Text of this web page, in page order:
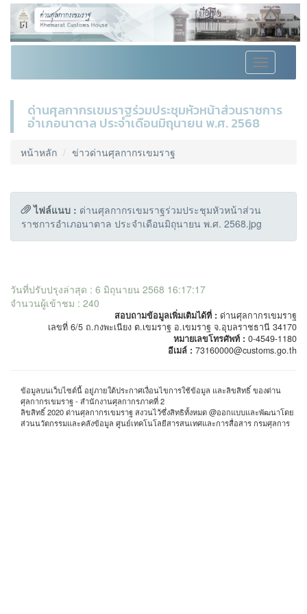
Toggle
navigation
ด่านศุลกากรเขมราฐร่วมประชุมหัวหน้าส่วนราชการ
อำเภอนาตาล ประจำเดือนมิถุนายน พ.ศ. 2568
หน้าหลัก ข่าวด่านศุลกากรเขมราฐ
ไฟล์แนบ : ด่านศุลกากรเขมราฐร่วมประชุมหัวหน้าส่วน
ราชการอำเภอนาตาล ประจำเดือนมิถุนายน พ.ศ. 2568.jpg
วันที่ปรับปรุงล่าสุด : 6 มิถุนายน 2568 16:17:17
จำนวนผู้เข้าชม : 240
สอบถามข้อมูลเพิ่มเติมได้ที่ : ด่านศุลกากรเขมราฐ
เลขที่ 6/5 ถ.กงพะเนียง ต.เขมราฐ อ.เขมราฐ จ.อุบลราชธานี 34170
หมายเลขโทรศัพท์ : 0-4549-1180
อีเมล์ : 73160000@customs.go.th
ข้อมูลบนเว็บไซต์นี้ อยู่ภายใต้ประกาศเงื่อนไขการใช้ข้อมูล และลิขสิทธิ์ ของด่าน
ศุลกากรเขมราฐ - สำนักงานศุลกากรภาคที่ 2
ลิขสิทธิ์ 2020 ด่านศุลกากรเขมราฐ สงวนไว้ซึ่งสิทธิทั้งหมด @ออกแบบและพัฒนาโดย
ส่วนนวัตกรรมและคลังข้อมูล ศูนย์เทคโนโลยีสารสนเทศและการสื่อสาร กรมศุลการ